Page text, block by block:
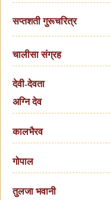
सप्तशती गुरूचरित्र
चालीसा संग्रह
देवी-देवता
अग्नि देव
कालभैरव
गोपाल
तुलजा भवानी